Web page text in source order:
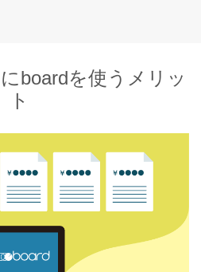
boardを使うメリッ
ト